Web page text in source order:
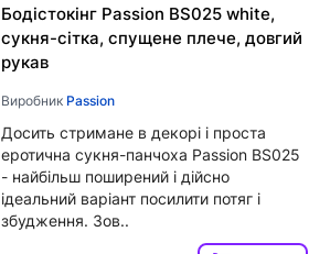
Бодістокінг Passion BS025 white,
сукня-сітка, спущене плече, довгий
рукав
Виробник Passion
Досить стримане в декорі і проста
еротична сукня-панчоха Passion BS025
- найбільш поширений і дійсно
ідеальний варіант посилити потяг і
збудження. Зов..